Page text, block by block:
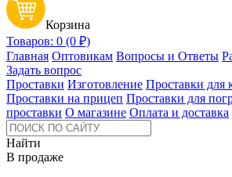
Корзина
Товаров: 0 (0 ₽)
Главная Оптовикам Вопросы и Ответы
Задать вопрос
Проставки Изготовление Проставки для
Проставки на прицеп Проставки для
проставки О магазине Оплата и доставка
Найти
В продаже